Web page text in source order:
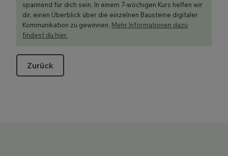
Zurück
spannend für dich sein. In einem 7-wöchigen Kurs helfen wir
dir, einen Überblick über die einzelnen Bausteine digitaler
Kommunikation zu gewinnen. Mehr Informationen dazu
findest du hier.